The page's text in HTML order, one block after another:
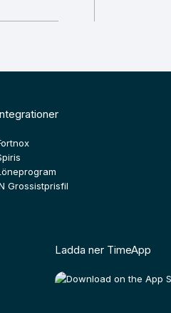
Grossistprisfil
Ladda ner TimeApp